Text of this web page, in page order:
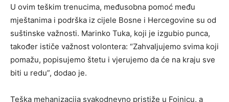
U ovim teškim trenucima, međusobna pomoć među
mještanima i podrška iz cijele Bosne i Hercegovine su od
suštinske važnosti. Marinko Tuka, koji je izgubio punca,
također ističe važnost volontera: “Zahvaljujemo svima koji
pomažu, popisujemo štetu i vjerujemo da će na kraju sve
biti u redu”, dodao je.
Teška mehanizacija svakodnevno pristiže u Fojnicu, a